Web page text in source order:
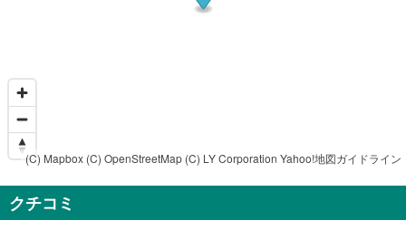
(C) Mapbox (C) OpenStreetMap (C) LY Corporation Yahoo!地図ガイドライン
クチコミ